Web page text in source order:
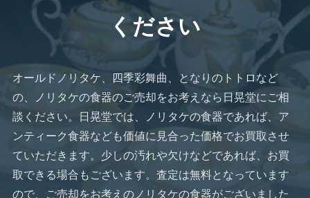
ください
オールドノリタケ、四季彩舞曲、となりのトトロなど
の、ノリタケの食器のご売却をお考えなら日晃堂にご相
談ください。日晃堂では、ノリタケの食器であれば、ア
ンティーク食器なども価値に見合った価格でお買取させ
ていただきます。少しの汚れや欠けなどであれば、お買
取できる場合もございます。査定は無料となっています
ので、ご売却をお考えのノリタケの食器がございました